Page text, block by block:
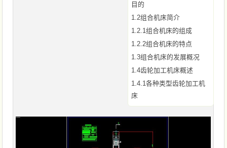
目的
1.2组合机床简介
1.2.1组合机床的组成
1.2.2组合机床的特点
1.3组合机床的发展概况
1.4齿轮加工机床概述
1.4.1各种类型齿轮加工机
床